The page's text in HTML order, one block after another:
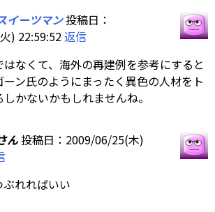
イーツマン投稿日：
) 22:59:52返信
なくて、海外の再建例を参考にすると
ン氏のようにまったく異色の人材をト
かないかもしれませんね。
ん投稿日：2009/06/25(木)
れればいい